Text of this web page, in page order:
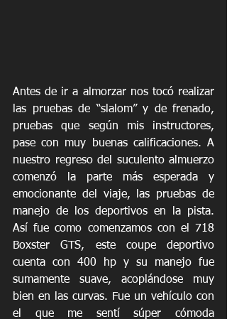
Antes de ir a almorzar nos tocó realizar
las pruebas de “slalom” y de frenado,
pruebas que según mis instructores,
pase con muy buenas calificaciones. A
nuestro regreso del suculento almuerzo
comenzó la parte más esperada y
emocionante del viaje, las pruebas de
manejo de los deportivos en la pista.
Así fue como comenzamos con el 718
Boxster GTS, este coupe deportivo
cuenta con 400 hp y su manejo fue
sumamente suave, acoplándose muy
bien en las curvas. Fue un vehículo con
el que me sentí súper cómoda